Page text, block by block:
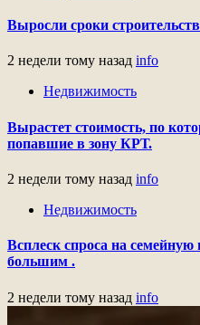
Выросли сроки
2 недели тому назад info
Недвижимость
Вырастет стоимость, по
попавшие в зону КРТ.
2 недели тому назад info
Недвижимость
Всплеск спроса на семейную
большим .
2 недели тому назад info